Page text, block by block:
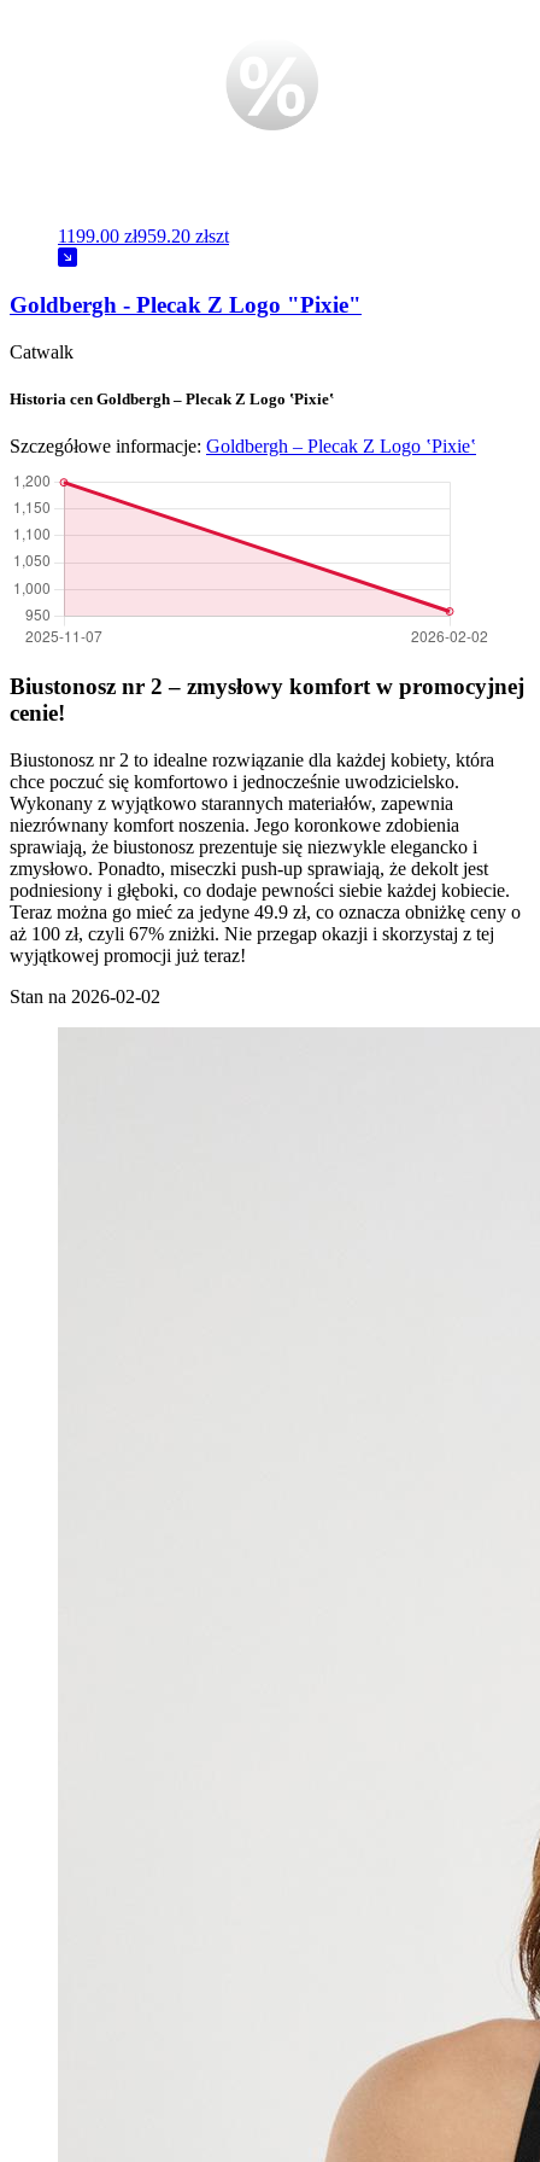
1199.00 zł959.20 złszt
Goldbergh - Plecak Z Logo "Pixie"
Catwalk
Historia cen Goldbergh – Plecak Z Logo ‛Pixie‛
Szczegółowe informacje: Goldbergh – Plecak Z Logo ‛Pixie‛
Biustonosz nr 2 – zmysłowy komfort w promocyjnej
cenie!
Biustonosz nr 2 to idealne rozwiązanie dla każdej kobiety, która
chce poczuć się komfortowo i jednocześnie uwodzicielsko.
Wykonany z wyjątkowo starannych materiałów, zapewnia
niezrównany komfort noszenia. Jego koronkowe zdobienia
sprawiają, że biustonosz prezentuje się niezwykle elegancko i
zmysłowo. Ponadto, miseczki push-up sprawiają, że dekolt jest
podniesiony i głęboki, co dodaje pewności siebie każdej kobiecie.
Teraz można go mieć za jedyne 49.9 zł, co oznacza obniżkę ceny o
aż 100 zł, czyli 67% zniżki. Nie przegap okazji i skorzystaj z tej
wyjątkowej promocji już teraz!
Stan na 2026-02-02